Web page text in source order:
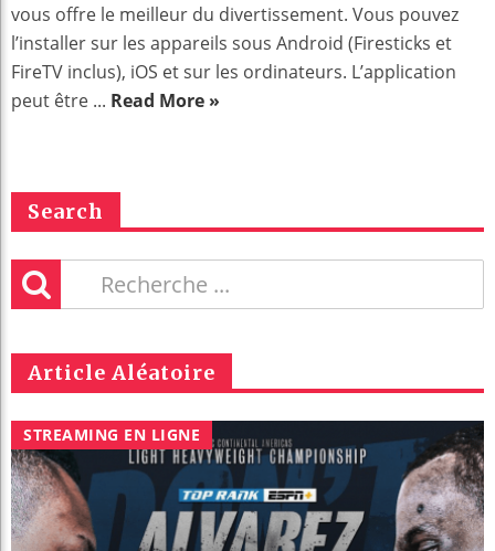
vous offre le meilleur du divertissement. Vous pouvez
l’installer sur les appareils sous Android (Firesticks et
FireTV inclus), iOS et sur les ordinateurs. L’application
peut être ... Read More »
Search
Article Aléatoire
STREAMING EN LIGNE